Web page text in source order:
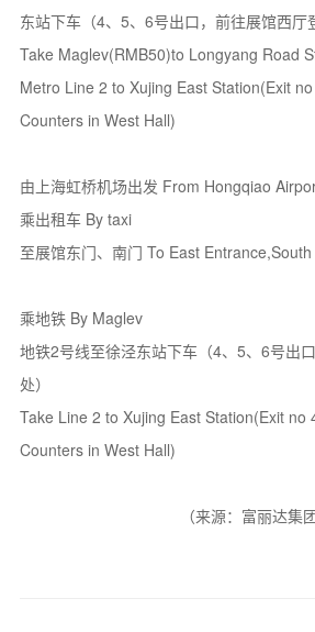
东站下车（4、5、6号出口，前往展馆西厅
Take Maglev(RMB50)to Longyang Road
Metro Line 2 to Xujing East Station(Exit
Counters in West Hall)
由上海虹桥机场出发 From Hongqiao
乘出租车 By taxi
至展馆东门、南门 To East
乘地铁 By Maglev
地铁2号线至徐泾东站下车（4、5、6号出
处）
Take Line 2 to Xujing East Station(Exit no
Counters in West Hall)
（来源：富丽达集